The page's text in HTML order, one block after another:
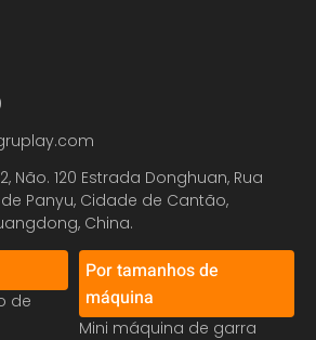
Não. 120 Estrada Donghuan, Rua
Panyu, Cidade de Cantão,
China.
de
Por tamanhos de
máquina
Mini máquina de garra